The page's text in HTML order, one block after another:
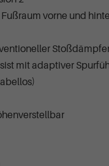
vorne und
mit adaptiver